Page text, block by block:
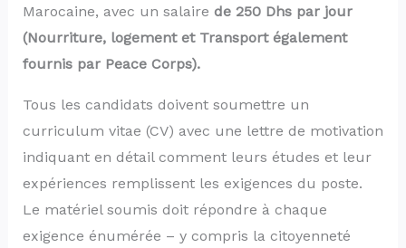
Marocaine, avec un salaire de 250 Dhs par jour
(Nourriture, logement et Transport également
fournis par Peace Corps).
Tous les candidats doivent soumettre un
curriculum vitae (CV) avec une lettre de motivation
indiquant en détail comment leurs études et leur
expériences remplissent les exigences du poste.
Le matériel soumis doit répondre à chaque
exigence énumérée – y compris la citoyenneté